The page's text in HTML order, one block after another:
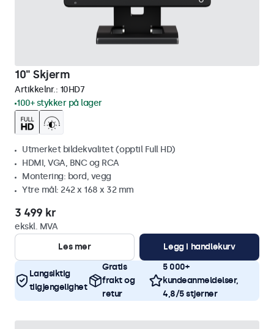
10" Skjerm
Artikkelnr.: 10HD7
100+ stykker på lager
Utmerket bildekvalitet (opptil Full HD)
HDMI, VGA, BNC og RCA
Montering: bord, vegg
Ytre mål: 242 x 168 x 32 mm
3 499 kr
ekskl. MVA
Les mer
Legg i handlekurv
Langsiktig
tilgjengelighet
Gratis
frakt og
retur
5 000+
kundeanmeldelser,
4,8/5 stjerner